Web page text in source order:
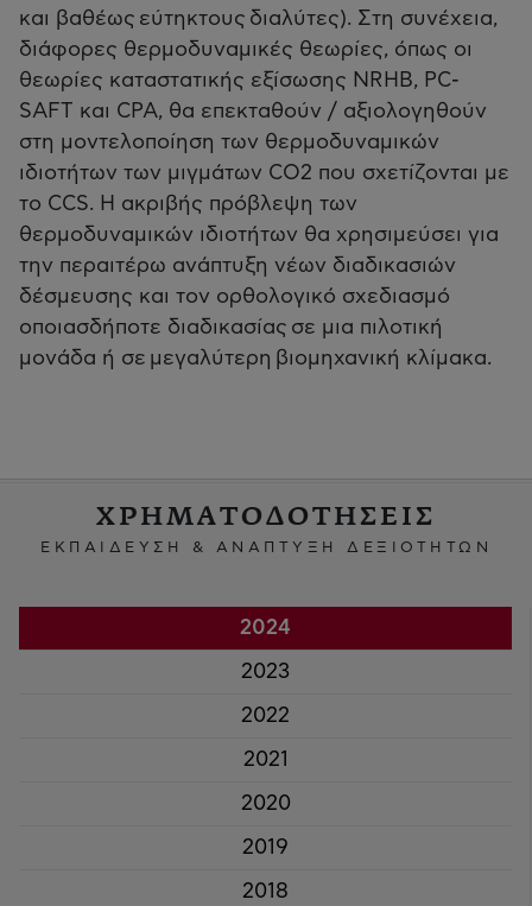
και βαθέως εύτηκτους διαλύτες). Στη συνέχεια,
διάφορες θερμοδυναμικές θεωρίες, όπως οι
θεωρίες καταστατικής εξίσωσης NRHB, PC-
SAFT και CPA, θα επεκταθούν / αξιολογηθούν
στη μοντελοποίηση των θερμοδυναμικών
ιδιοτήτων των μιγμάτων CO2 που σχετίζονται με
το CCS. Η ακριβής πρόβλεψη των
θερμοδυναμικών ιδιοτήτων θα χρησιμεύσει για
την περαιτέρω ανάπτυξη νέων διαδικασιών
δέσμευσης και τον ορθολογικό σχεδιασμό
οποιασδήποτε διαδικασίας σε μια πιλοτική
μονάδα ή σε μεγαλύτερη βιομηχανική κλίμακα.
ΧΡΗΜΑΤΟΔΟΤΗΣΕΙΣ
ΕΚΠΑΙΔΕΥΣΗ & ΑΝΑΠΤΥΞΗ ΔΕΞΙΟΤΗΤΩΝ
2024
2023
2022
2021
2020
2019
2018